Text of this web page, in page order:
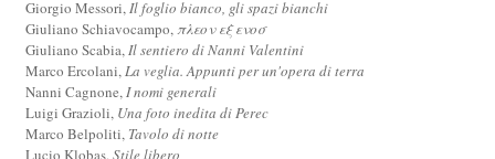
Giorgio Messori,Il foglio bianco, gli spazi bianchi
Giuliano Schiavocampo,πλεον εξ ενοσ
Giuliano Scabia,Il sentiero di Nanni Valentini
Marco Ercolani,La veglia. Appunti per un'opera di terra
Nanni Cagnone,I nomi generali
Luigi Grazioli, Una foto inedita di Perec
Marco Belpoliti, Tavolo di notte
Lucio Klobas,Stile libero